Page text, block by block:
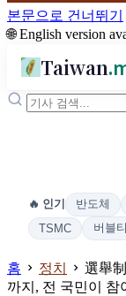
본문으로 건너뛰기
🌐 English version
Taiwan
🔥 인기 반도체
TSMC
버블티
홈 정치 選舉
까지, 전 국민이 참